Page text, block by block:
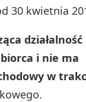
30 kwietnia
działalność
i nie ma
w